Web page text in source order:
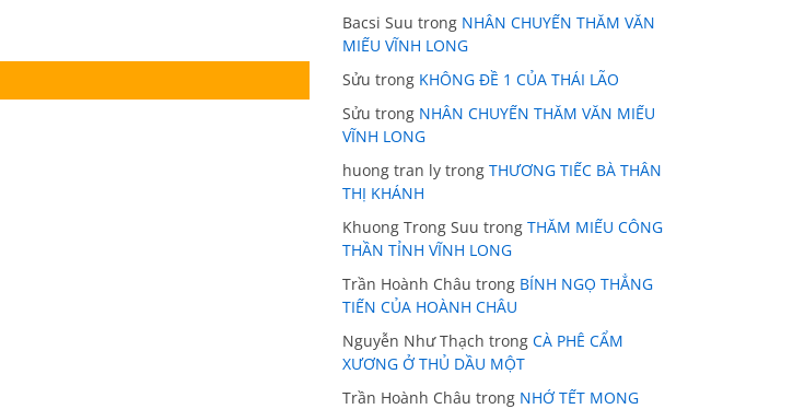
Bacsi Suu trong NHÂN CHUYẾN THĂM VĂN
MIẾU VĨNH LONG
Sửu trong KHÔNG ĐỀ 1 CỦA THÁI LÃO
Sửu trong NHÂN CHUYẾN THĂM VĂN MIẾU
VĨNH LONG
huong tran ly trong THƯƠNG TIẾC BÀ THÂN
THỊ KHÁNH
Khuong Trong Suu trong THĂM MIẾU CÔNG
THẦN TỈNH VĨNH LONG
Trần Hoành Châu trong BÍNH NGỌ THẲNG
TIẾN CỦA HOÀNH CHÂU
Nguyễn Như Thạch trong CÀ PHÊ CẨM
XƯƠNG Ở THỦ DẦU MỘT
Trần Hoành Châu trong NHỚ TẾT MONG